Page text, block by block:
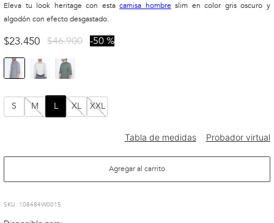
Eleva tu look heritage con estacamisa hombre slim en color gris oscuro y
algodón con efecto desgastado.
$23.450 $46.900 50 %
S M L XL XXL
Agregar al carrito
: 108484W0015